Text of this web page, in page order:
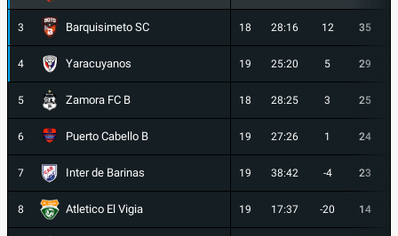
3 Barquisimeto SC 18 28:16 12 35
4 Yaracuyanos 19 25:20 5 29
5 Zamora FC B 18 28:25 3 25
6 Puerto Cabello B 19 27:26 1 24
7 Inter de Barinas 19 38:42 -4 23
8 Atletico El Vigia 19 17:37 -20 14